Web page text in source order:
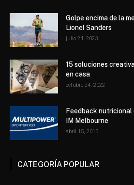
Golpe encima de la
Lionel Sanders
julio 24, 2023
15 soluciones
en casa
octubre 24, 2022
Feedback nutricional
IM Melbourne
abril 15, 2013
CATEGORÍA POPULAR